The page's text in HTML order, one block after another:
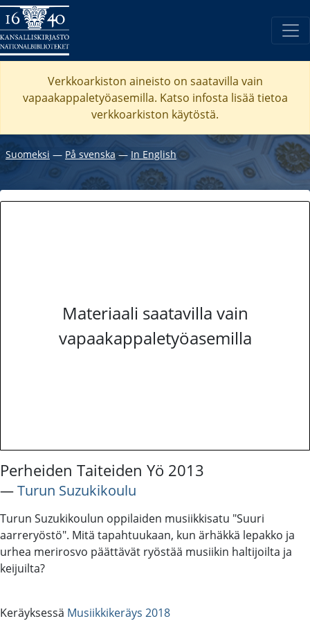
Verkkoarkiston aineisto on saatavilla vain
vapaakappaletyöasemilla. Katso infosta lisää tietoa
verkkoarkiston käytöstä.
Suomeksi ― På svenska― In English
Materiaali saatavilla vain
vapaakappaletyöasemilla
Perheiden Taiteiden Yö 2013
―Turun Suzukikoulu
Turun Suzukikoulun oppilaiden musiikkisatu "Suuri
aarreryöstö". Mitä tapahtuukaan, kun ärhäkkä lepakko ja
urhea merirosvo päättävät ryöstää musiikin haltijoilta ja
keijuilta?
Keräyksessä Musiikkikeräys 2018